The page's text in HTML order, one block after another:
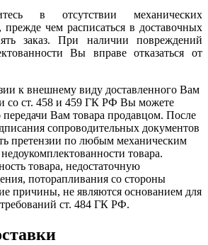
в отсутствии механических
прежде чем расписаться в доставочных
заказ. При наличии повреждений
Вы вправе отказаться от
к внешнему виду доставленного Вам
со ст. 458 и 459 ГК РФ Вы можете
передачи Вам товара продавцом. После
сопроводительных документов
претензии по любым механическим
товара.
товара, недостаточную
поторапливания со стороны
причины, не являются основанием для
ст. 484 ГК РФ.